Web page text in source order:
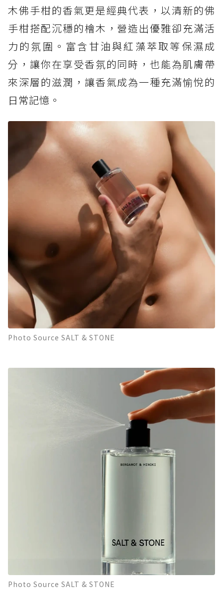
木佛手柑的香氣更是經典代表，以清新的佛
手柑搭配沉穩的檜木，營造出優雅卻充滿活
力的氛圍。富含甘油與紅藻萃取等保濕成
分，讓你在享受香氛的同時，也能為肌膚帶
來深層的滋潤，讓香氣成為一種充滿愉悅的
日常記憶。
Photo Source SALT & STONE
Photo Source SALT & STONE